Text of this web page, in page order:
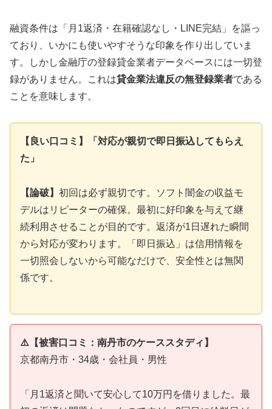
融資条件は「月1返済・在籍確認なし・LINE完結」を謳っ
ており、いかにも使いやすそうな印象を作り出していま
す。しかし金融庁の登録貸金業者データベースには一切登
録がありません。これは貸金業法違反の無登録業者である
ことを意味します。
【良い口コミ】「対応が親切で即日振込してもらえ
た」
【論破】 初回は必ず親切です。ソフト闇金の収益モ
デルはリピーターの確保。最初に好印象を与えて継
続利用させることが目的です。返済が1日遅れた瞬間
から対応が変わります。「即日振込」は信用情報を
一切照会しないから可能なだけで、安全性とは無関
係です。
⚠️【被害口コミ：南丹市のケーススタディ】
京都南丹市・34歳・会社員・男性
「月1返済と聞いて安心して10万円を借りました。最